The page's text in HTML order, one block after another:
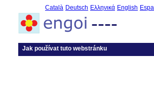
Català Deutsch Ελληνικά English
----
Jak používat tuto webstránku